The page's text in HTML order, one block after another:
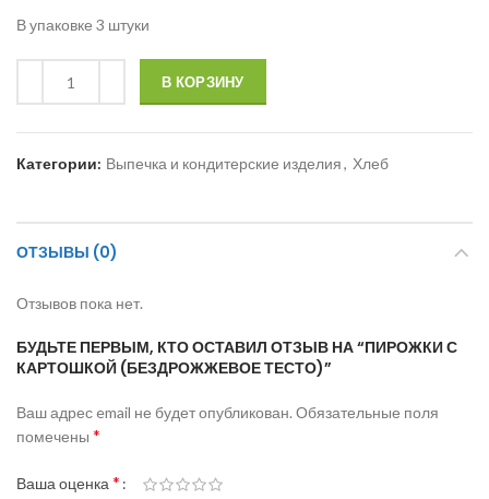
В упаковке 3 штуки
В КОРЗИНУ
Категории: Выпечка и кондитерские изделия, Хлеб
ОТЗЫВЫ (0)
Отзывов пока нет.
БУДЬТЕ ПЕРВЫМ, КТО ОСТАВИЛ ОТЗЫВ НА “ПИРОЖКИ С
КАРТОШКОЙ (БЕЗДРОЖЖЕВОЕ ТЕСТО)”
Ваш адрес email не будет опубликован. Обязательные поля
помечены *
Ваша оценка*